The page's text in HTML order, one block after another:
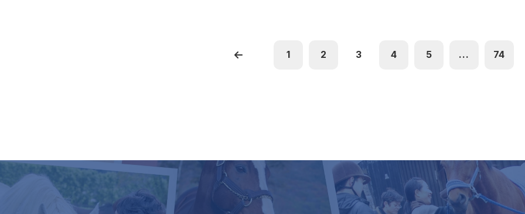
1 2 3 4 5 ... 74